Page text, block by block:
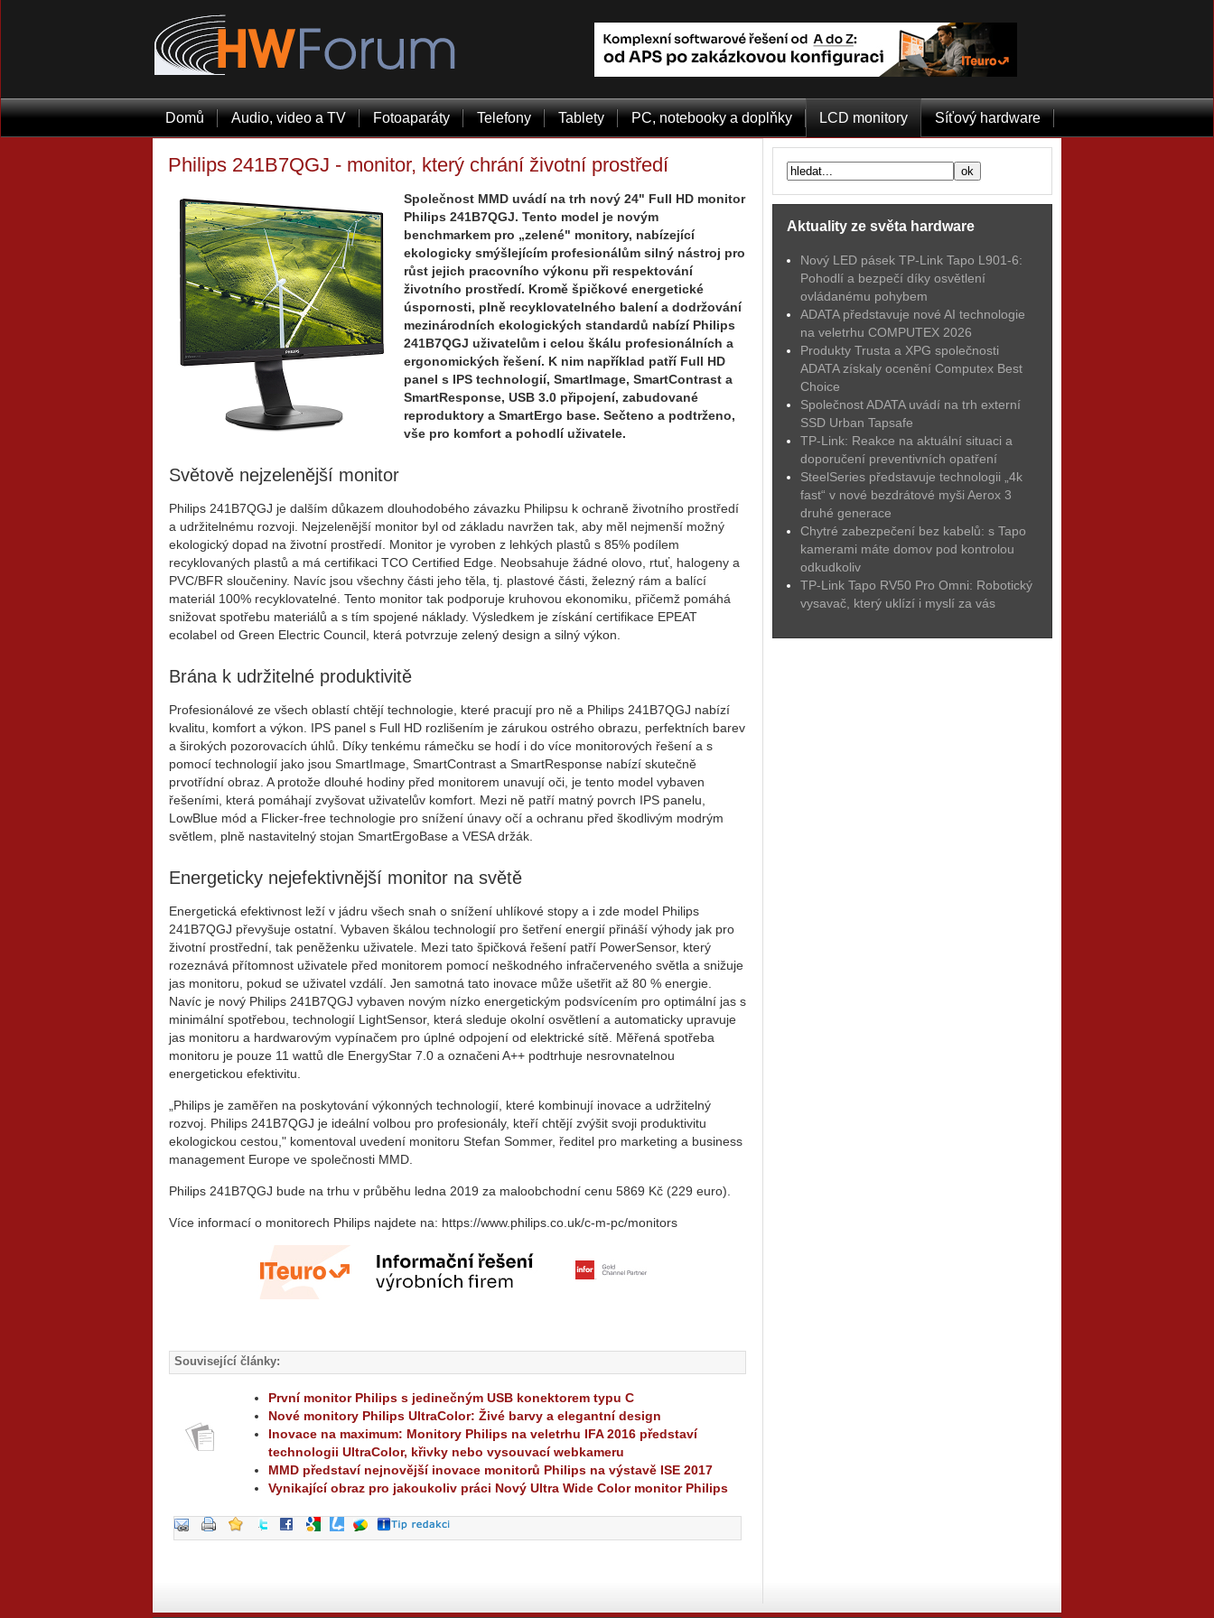
Domů Audio, video a TV Fotoaparáty Telefony Tablety PC, notebooky a doplňky LCD monitory Síťový hardware
Aktuality ze světa hardware
Nový LED pásek TP-Link Tapo L901-6:
Pohodlí a bezpečí díky osvětlení
ovládanému pohybem
ADATA představuje nové AI technologie
na veletrhu COMPUTEX 2026
Produkty Trusta a XPG společnosti
ADATA získaly ocenění Computex Best
Choice
Společnost ADATA uvádí na trh externí
SSD Urban Tapsafe
TP-Link: Reakce na aktuální situaci a
doporučení preventivních opatření
SteelSeries představuje technologii „4k
fast“ v nové bezdrátové myši Aerox 3
druhé generace
Chytré zabezpečení bez kabelů: s Tapo
kamerami máte domov pod kontrolou
odkudkoliv
TP-Link Tapo RV50 Pro Omni: Robotický
vysavač, který uklízí i myslí za vás
Philips 241B7QGJ - monitor, který chrání životní prostředí
Společnost MMD uvádí na trh nový 24" Full HD monitor
Philips 241B7QGJ. Tento model je novým
benchmarkem pro „zelené" monitory, nabízející
ekologicky smýšlejícím profesionálům silný nástroj pro
růst jejich pracovního výkonu při respektování
životního prostředí. Kromě špičkové energetické
úspornosti, plně recyklovatelného balení a dodržování
mezinárodních ekologických standardů nabízí Philips
241B7QGJ uživatelům i celou škálu profesionálních a
ergonomických řešení. K nim například patří Full HD
panel s IPS technologií, SmartImage, SmartContrast a
SmartResponse, USB 3.0 připojení, zabudované
reproduktory a SmartErgo base. Sečteno a podtrženo,
vše pro komfort a pohodlí uživatele.
Světově nejzelenější monitor
Philips 241B7QGJ je dalším důkazem dlouhodobého závazku Philipsu k ochraně životního prostředí
a udržitelnému rozvoji. Nejzelenější monitor byl od základu navržen tak, aby měl nejmenší možný
ekologický dopad na životní prostředí. Monitor je vyroben z lehkých plastů s 85% podílem
recyklovaných plastů a má certifikaci TCO Certified Edge. Neobsahuje žádné olovo, rtuť, halogeny a
PVC/BFR sloučeniny. Navíc jsou všechny části jeho těla, tj. plastové části, železný rám a balící
materiál 100% recyklovatelné. Tento monitor tak podporuje kruhovou ekonomiku, přičemž pomáhá
snižovat spotřebu materiálů a s tím spojené náklady. Výsledkem je získání certifikace EPEAT
ecolabel od Green Electric Council, která potvrzuje zelený design a silný výkon.
Brána k udržitelné produktivitě
Profesionálové ze všech oblastí chtějí technologie, které pracují pro ně a Philips 241B7QGJ nabízí
kvalitu, komfort a výkon. IPS panel s Full HD rozlišením je zárukou ostrého obrazu, perfektních barev
a širokých pozorovacích úhlů. Díky tenkému rámečku se hodí i do více monitorových řešení a s
pomocí technologií jako jsou SmartImage, SmartContrast a SmartResponse nabízí skutečně
prvotřídní obraz. A protože dlouhé hodiny před monitorem unavují oči, je tento model vybaven
řešeními, která pomáhají zvyšovat uživatelův komfort. Mezi ně patří matný povrch IPS panelu,
LowBlue mód a Flicker-free technologie pro snížení únavy očí a ochranu před škodlivým modrým
světlem, plně nastavitelný stojan SmartErgoBase a VESA držák.
Energeticky nejefektivnější monitor na světě
Energetická efektivnost leží v jádru všech snah o snížení uhlíkové stopy a i zde model Philips
241B7QGJ převyšuje ostatní. Vybaven škálou technologií pro šetření energií přináší výhody jak pro
životní prostřední, tak peněženku uživatele. Mezi tato špičková řešení patří PowerSensor, který
rozeznává přítomnost uživatele před monitorem pomocí neškodného infračerveného světla a snižuje
jas monitoru, pokud se uživatel vzdálí. Jen samotná tato inovace může ušetřit až 80 % energie.
Navíc je nový Philips 241B7QGJ vybaven novým nízko energetickým podsvícením pro optimální jas s
minimální spotřebou, technologií LightSensor, která sleduje okolní osvětlení a automaticky upravuje
jas monitoru a hardwarovým vypínačem pro úplné odpojení od elektrické sítě. Měřená spotřeba
monitoru je pouze 11 wattů dle EnergyStar 7.0 a označeni A++ podtrhuje nesrovnatelnou
energetickou efektivitu.
„Philips je zaměřen na poskytování výkonných technologií, které kombinují inovace a udržitelný
rozvoj. Philips 241B7QGJ je ideální volbou pro profesionály, kteří chtějí zvýšit svoji produktivitu
ekologickou cestou," komentoval uvedení monitoru Stefan Sommer, ředitel pro marketing a business
management Europe ve společnosti MMD.
Philips 241B7QGJ bude na trhu v průběhu ledna 2019 za maloobchodní cenu 5869 Kč (229 euro).
Více informací o monitorech Philips najdete na: https://www.philips.co.uk/c-m-pc/monitors
Související články:
První monitor Philips s jedinečným USB konektorem typu C
Nové monitory Philips UltraColor: Živé barvy a elegantní design
Inovace na maximum: Monitory Philips na veletrhu IFA 2016 představí
technologii UltraColor, křivky nebo vysouvací webkameru
MMD představí nejnovější inovace monitorů Philips na výstavě ISE 2017
Vynikající obraz pro jakoukoliv práci Nový Ultra Wide Color monitor Philips